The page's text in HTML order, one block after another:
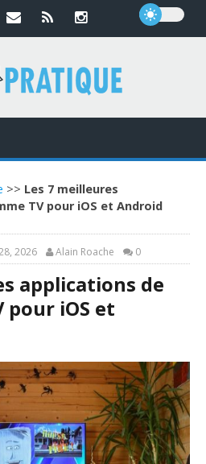
>> Les 7 meilleures
TV pour iOS et Android
2026 Alain Roache 0
applications de
pour iOS et